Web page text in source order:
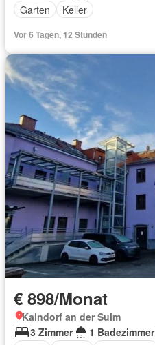
Garten
Keller
Vor 6 Tagen, 12 Stunden
€ 898/Monat
Kaindorf an der Sulm
3 Zimmer
1 Badezimmer